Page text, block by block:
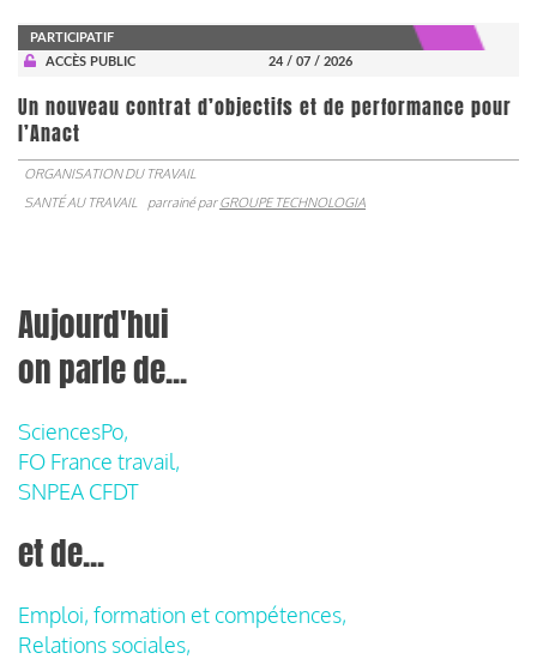
PARTICIPATIF
ACCÈS PUBLIC
24 / 07 / 2026
Un nouveau contrat d’objectifs et de performance pour
l’Anact
ORGANISATION DU TRAVAIL
SANTÉ AU TRAVAIL
parrainé parGROUPE TECHNOLOGIA
Aujourd'hui
on parle de...
SciencesPo,
FO France travail,
SNPEA CFDT
et de...
Emploi, formation et compétences,
Relations sociales,